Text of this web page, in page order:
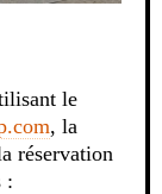
le
, la
réservation
: